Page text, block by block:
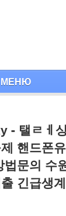
МЕНЮ
- 탤ㄹㅔ
핸드폰
문의 수
긴급생